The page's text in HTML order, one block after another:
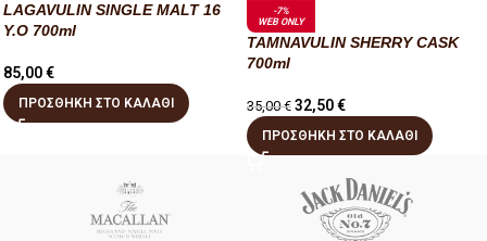
LAGAVULIN SINGLE MALT 16
Y.O 700ml
85,00€
ΠΡΟΣΘΉΚΗ ΣΤΟ ΚΑΛΆΘΙ
-7%
WEB ONLY
TAMNAVULIN SHERRY CASK
700ml
35,00€ 32,50€
ΠΡΟΣΘΉΚΗ ΣΤΟ ΚΑΛΆΘΙ